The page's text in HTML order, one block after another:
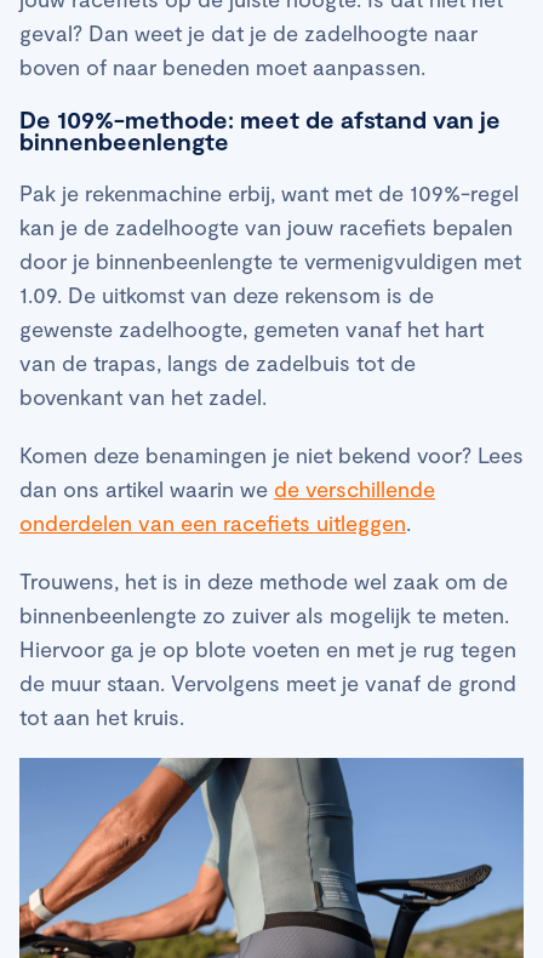
geval? Dan weet je dat je de zadelhoogte naar
boven of naar beneden moet aanpassen.
De 109%-methode: meet de afstand van je
binnenbeenlengte
Pak je rekenmachine erbij, want met de 109%-regel
kan je de zadelhoogte van jouw racefiets bepalen
door je binnenbeenlengte te vermenigvuldigen met
1.09. De uitkomst van deze rekensom is de
gewenste zadelhoogte, gemeten vanaf het hart
van de trapas, langs de zadelbuis tot de
bovenkant van het zadel.
Komen deze benamingen je niet bekend voor? Lees
dan ons artikel waarin we de verschillende
onderdelen van een racefiets uitleggen.
Trouwens, het is in deze methode wel zaak om de
binnenbeenlengte zo zuiver als mogelijk te meten.
Hiervoor ga je op blote voeten en met je rug tegen
de muur staan. Vervolgens meet je vanaf de grond
tot aan het kruis.